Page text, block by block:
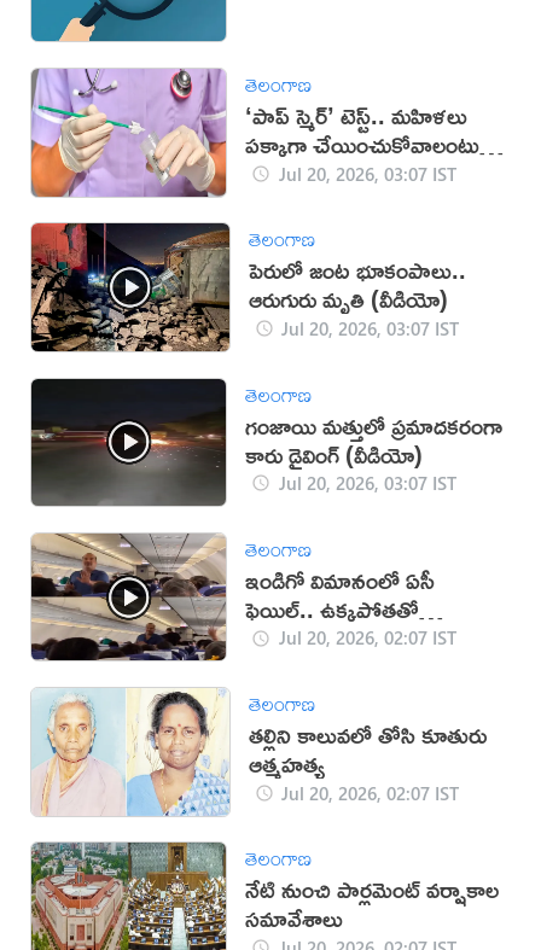
తెలంగాణ
‘పాప్ స్మెర్’ టెస్ట్.. మహిళలు
పక్కాగా చేయించుకోవాలంటున్న
వైద్యులుJul 20, 2026, 03:07 IST
తెలంగాణ
పెరులో జంట భూకంపాలు..
ఆరుగురు మృతి (వీడియో)
Jul 20, 2026, 03:07 IST
తెలంగాణ
గంజాయి మత్తులో ప్రమాదకరంగా
కారు డ్రైవింగ్ (వీడియో)
Jul 20, 2026, 03:07 IST
తెలంగాణ
ఇండిగో విమానంలో ఏసీ
ఫెయిల్.. ఉక్కపోతతో
ప్రయాణికుల అవస్థలు (వీడియో)
Jul 20, 2026, 02:07 IST
తెలంగాణ
తల్లిని కాలువలో తోసి కూతురు
ఆత్మహత్య
Jul 20, 2026, 02:07 IST
తెలంగాణ
నేటి నుంచి పార్లమెంట్‌ వర్షాకాల
సమావేశాలు